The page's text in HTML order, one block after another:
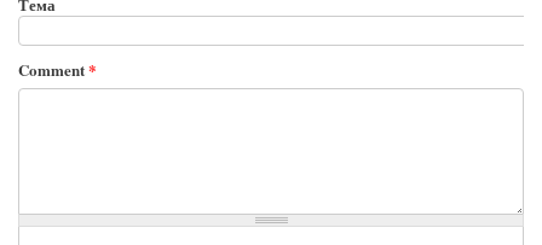
Тема
Comment*